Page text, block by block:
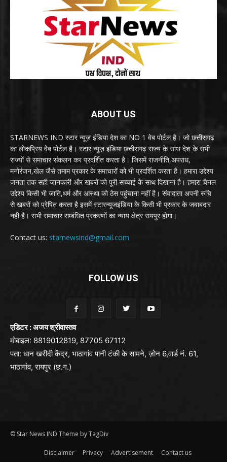
ABOUT US
STARNEWS IND स्टार न्यूज़ इंडिया देश का NO 1 वेब पोर्टल है। जो छत्तीसगढ़
का लोकप्रिय वेब पोर्टल है। स्टार न्यूज़ इंडिया छत्तीसगढ़ राज्य के साथ देश के सभी
राज्यों से समाचार संकलन कर प्रदर्शित करता है। जिसमें राजनीति,अपराध,
मनोरंजन,खेल जैसे तमाम प्रकार के समाचारों को भी प्रदर्शित करता है। हमारा उद्देश्य
जनता तक सही जानकारी और खबरों को पूरी सच्चाई के साथ दिखाना है। हमारा चैनल
उद्देश्य किसी भी जाति,धर्म और आस्था को ठेस पहुंचाना नहीं है। संवादाता अपनी रुचि
से खबरों को प्रेषित करता है इसमें स्टारन्यूजइंडिया के किसी भी प्रकार के जवाबदार
नही है। सभी समाचार सम्बंधित प्रकरणों का न्याय क्षेत्र रायपुर होगा।
Contact us: starnewsind@gmail.com
FOLLOW US
एडिटर : अजय श्रीवास्तव
मोबाइल: 8819012819, 87705 67112
पता: धान खरीदी केंद्र, भाठागांव पानी टंकी के सामने, ज़ोन 6,वार्ड नं. 61,
भाठागांव, रायपुर (छ.ग.)
© Star News IND Theme by TagDiv
Disclaimer Privacy Advertisement Contact us